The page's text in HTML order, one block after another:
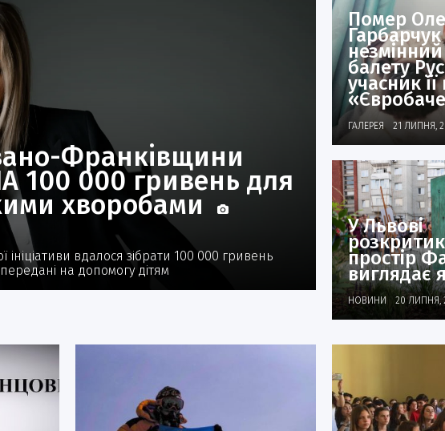
Франківщини
100 000 гривень для
хворобами
ініціативи вдалося зібрати 100 000 гривень
на допомогу дітям
Помер
балету
учасник
ГАЛЕРЕЯ 21 ЛИПНЯ,
У Львові
простір
виглядає
НОВИНИ 20 ЛИПНЯ,